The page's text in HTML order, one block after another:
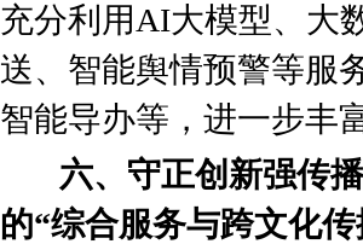
充分利用AI大模型、大
送、智能舆情预警等服
智能导办等，进一步丰
六、守正创新强传
的“综合服务与跨文化